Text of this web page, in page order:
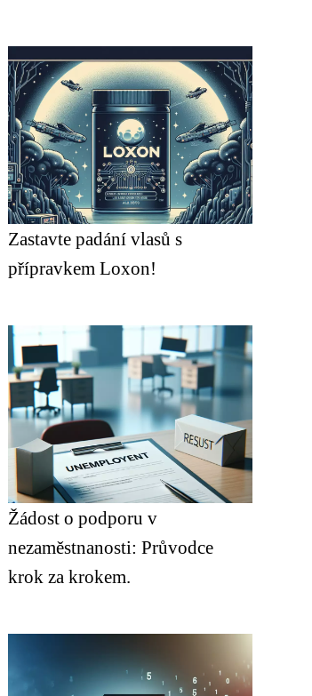
Zastavte padání vlasů s
přípravkem Loxon!
Žádost o podporu v
nezaměstnanosti: Průvodce
krok za krokem.